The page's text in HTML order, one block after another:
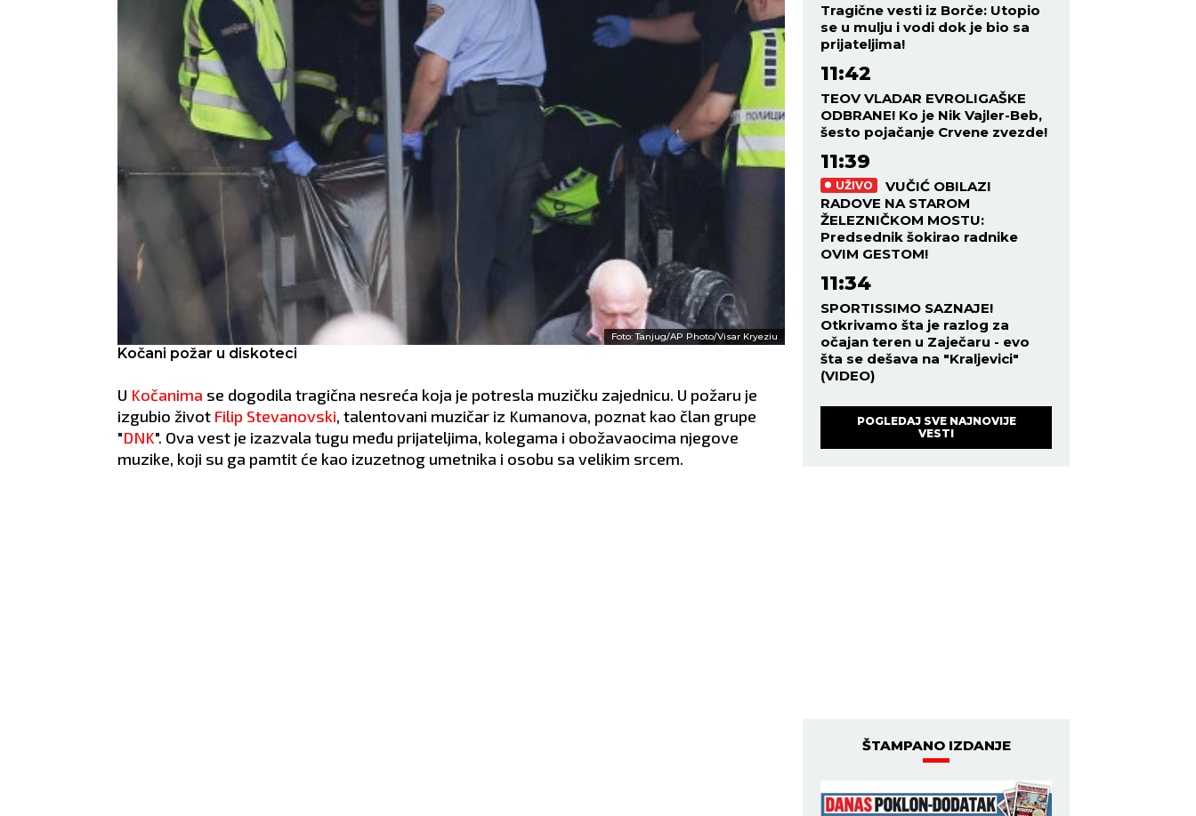
Foto: Tanjug/AP Photo/Visar Kryeziu
Kočani požar u diskoteci
U Kočanima se dogodila tragična nesreća koja je potresla muzičku zajednicu. U požaru je
izgubio život Filip Stevanovski, talentovani muzičar iz Kumanova, poznat kao član grupe
"DNK". Ova vest je izazvala tugu među prijateljima, kolegama i obožavaocima njegove
muzike, koji su ga pamtit će kao izuzetnog umetnika i osobu sa velikim srcem.
Tragične vesti iz Borče: Utopio
se u mulju i vodi dok je bio sa
prijateljima!
11:42
TEOV VLADAR EVROLIGAŠKE
ODBRANE! Ko je Nik Vajler-Beb,
šesto pojačanje Crvene zvezde!
11:39
UŽIVO
VUČIĆ OBILAZI
RADOVE NA STAROM
ŽELEZNIČKOM MOSTU:
Predsednik šokirao radnike
OVIM GESTOM!
11:34
SPORTISSIMO SAZNAJE!
Otkrivamo šta je razlog za
očajan teren u Zaječaru - evo
šta se dešava na "Kraljevici"
(VIDEO)
POGLEDAJ SVE NAJNOVIJE
VESTI
ŠTAMPANO IZDANJE